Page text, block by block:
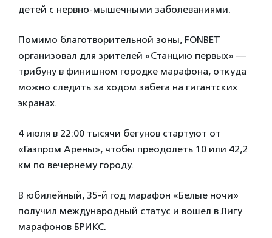
детей с нервно-мышечными заболеваниями.
Помимо благотворительной зоны, FONBET
организовал для зрителей «Станцию первых» —
трибуну в финишном городке марафона, откуда
можно следить за ходом забега на гигантских
экранах.
4 июля в 22:00 тысячи бегунов стартуют от
«Газпром Арены», чтобы преодолеть 10 или 42,2
км по вечернему городу.
В юбилейный, 35-й год марафон «Белые ночи»
получил международный статус и вошел в Лигу
марафонов БРИКС.